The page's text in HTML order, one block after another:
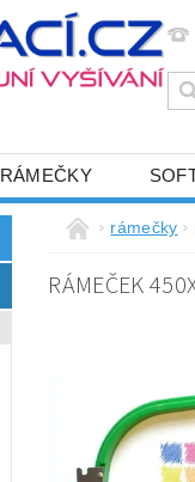
RÁMEČKY
SETY PRO
VÝROBA,
PLATNÝ OD
rámečky
RÁMEČEK